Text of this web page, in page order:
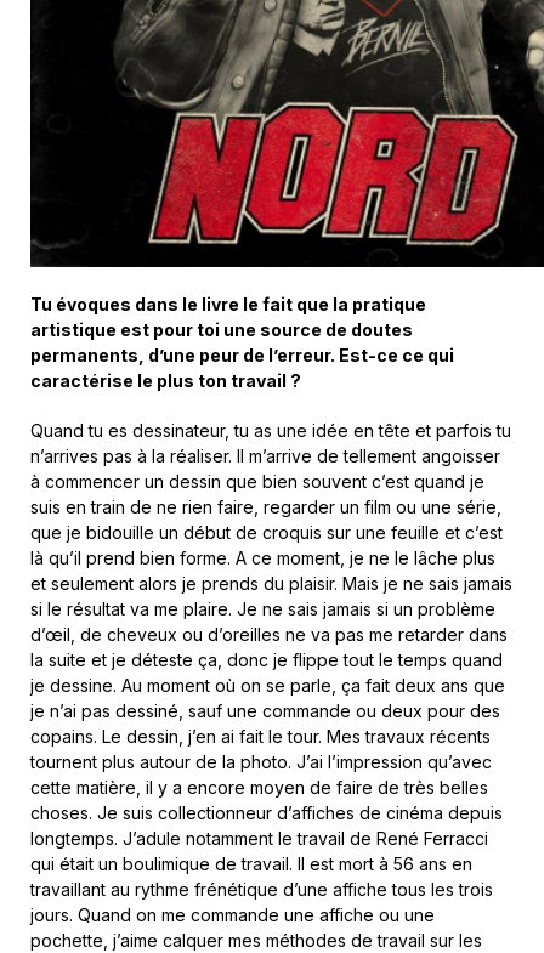
Tu évoques dans le livre le fait que la pratique
artistique est pour toi une source de doutes
permanents, d’une peur de l’erreur. Est-ce ce qui
caractérise le plus ton travail ?
Quand tu es dessinateur, tu as une idée en tête et parfois tu
n’arrives pas à la réaliser. Il m’arrive de tellement angoisser
à commencer un dessin que bien souvent c’est quand je
suis en train de ne rien faire, regarder un film ou une série,
que je bidouille un début de croquis sur une feuille et c’est
là qu’il prend bien forme. A ce moment, je ne le lâche plus
et seulement alors je prends du plaisir. Mais je ne sais jamais
si le résultat va me plaire. Je ne sais jamais si un problème
d’œil, de cheveux ou d’oreilles ne va pas me retarder dans
la suite et je déteste ça, donc je flippe tout le temps quand
je dessine. Au moment où on se parle, ça fait deux ans que
je n’ai pas dessiné, sauf une commande ou deux pour des
copains. Le dessin, j’en ai fait le tour. Mes travaux récents
tournent plus autour de la photo. J’ai l’impression qu’avec
cette matière, il y a encore moyen de faire de très belles
choses. Je suis collectionneur d’affiches de cinéma depuis
longtemps. J’adule notamment le travail de René Ferracci
qui était un boulimique de travail. Il est mort à 56 ans en
travaillant au rythme frénétique d’une affiche tous les trois
jours. Quand on me commande une affiche ou une
pochette, j’aime calquer mes méthodes de travail sur les